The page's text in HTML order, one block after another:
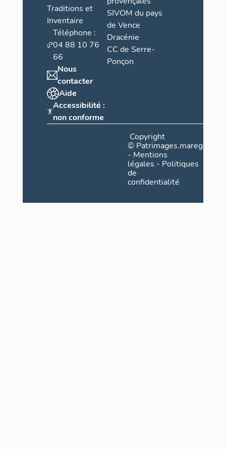
Traditions et
Inventaire
Téléphone :
04 88 10 76
66
Nous
contacter
Aide
Accessibilité :
non conforme
SIVOM du pays
de Vence
Dracénie
CC de Serre-
Ponçon
Copyright
©
- Mentions
légales - Politiques
de
confidentialité